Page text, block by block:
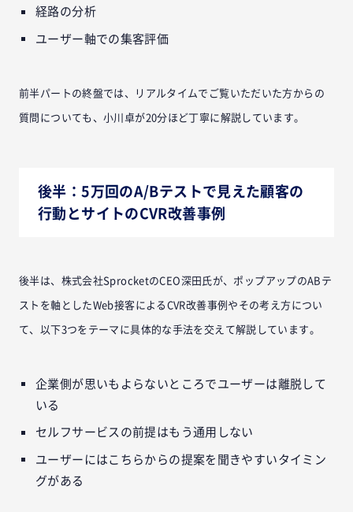
経路の分析
ユーザー軸での集客評価
前半パートの終盤では、リアルタイムでご覧いただいた方からの
質問についても、小川卓が20分ほど丁寧に解説しています。
後半：5万回のA/Bテストで見えた顧客の
行動とサイトのCVR改善事例
後半は、株式会社SprocketのCEO深田氏が、ポップアップのABテ
ストを軸としたWeb接客によるCVR改善事例やその考え方につい
て、以下3つをテーマに具体的な手法を交えて解説しています。
企業側が思いもよらないところでユーザーは離脱して
いる
セルフサービスの前提はもう通用しない
ユーザーにはこちらからの提案を聞きやすいタイミン
グがある